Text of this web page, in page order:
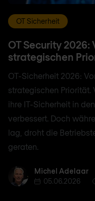
OT Sicherheit
OT Security 2026:
strategischen
OT-Sicherheit 2026:
strategischen
ihre IT-Sicherheit in
verbessert. Doch
lag, droht die
geraten.
Michel Adelaar
Michel Adelaar
05.06.2026